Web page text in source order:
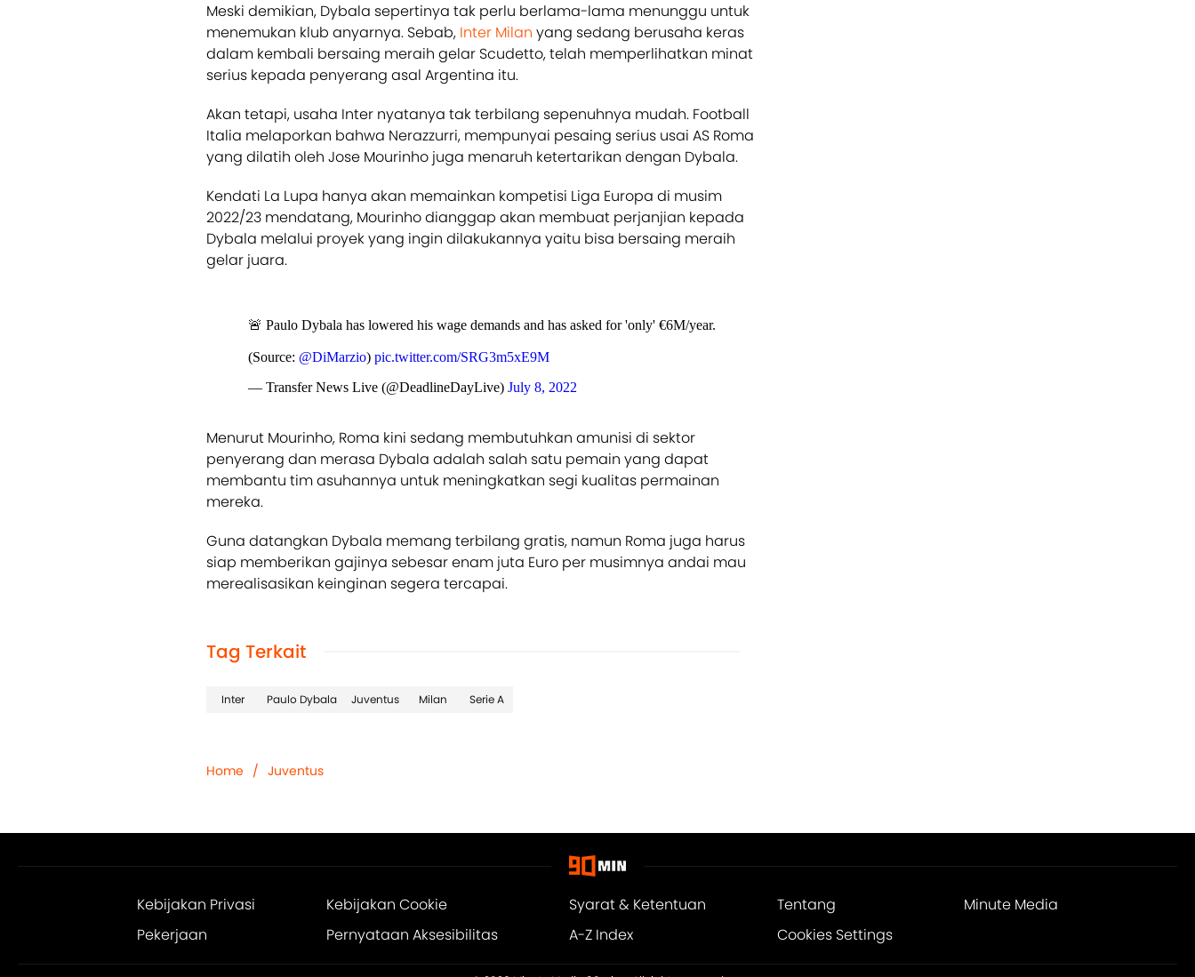
Meski demikian, Dybala sepertinya tak perlu berlama-lama menunggu untuk
menemukan klub anyarnya. Sebab, Inter Milan yang sedang berusaha keras
dalam kembali bersaing meraih gelar Scudetto, telah memperlihatkan minat
serius kepada penyerang asal Argentina itu.
Akan tetapi, usaha Inter nyatanya tak terbilang sepenuhnya mudah. Football
Italia melaporkan bahwa Nerazzurri, mempunyai pesaing serius usai AS Roma
yang dilatih oleh Jose Mourinho juga menaruh ketertarikan dengan Dybala.
Kendati La Lupa hanya akan memainkan kompetisi Liga Europa di musim
2022/23 mendatang, Mourinho dianggap akan membuat perjanjian kepada
Dybala melalui proyek yang ingin dilakukannya yaitu bisa bersaing meraih
gelar juara.
🚨 Paulo Dybala has lowered his wage demands and has asked for 'only' €6M/year.
(Source: @DiMarzio) pic.twitter.com/SRG3m5xE9M
— Transfer News Live (@DeadlineDayLive) July 8, 2022
Menurut Mourinho, Roma kini sedang membutuhkan amunisi di sektor
penyerang dan merasa Dybala adalah salah satu pemain yang dapat
membantu tim asuhannya untuk meningkatkan segi kualitas permainan
mereka.
Guna datangkan Dybala memang terbilang gratis, namun Roma juga harus
siap memberikan gajinya sebesar enam juta Euro per musimnya andai mau
merealisasikan keinginan segera tercapai.
Tag Terkait
Inter Paulo Dybala Juventus Milan Serie A
Home / Juventus
Kebijakan Privasi Kebijakan Cookie Syarat & Ketentuan Tentang
Minute Media
Pekerjaan
Pernyataan Aksesibilitas A-Z Index Cookies Settings